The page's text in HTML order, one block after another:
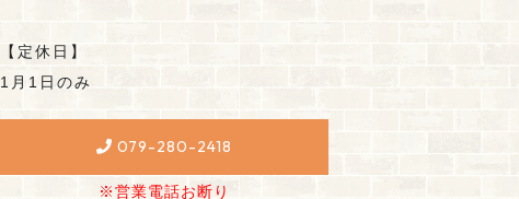
【定休日】
1月1日のみ
079-280-2418
※営業電話お断り